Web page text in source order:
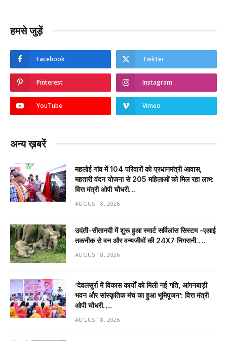
हमसे जुड़ें
Facebook Twitter
Pinterest Instagram
YouTube Vimeo
अन्य ख़बरें
महलोई गांव में 104 परिवारों को प्रधानमंत्री आवास,
महतारी वंदन योजना से 205 महिलाओं को मिल रहा लाभ:
वित्त मंत्री ओपी चौधरी…
AUGUST 8, 2026
उदंती-सीतानदी में शुरू हुआ स्मार्ट सर्विलांस सिस्टम -एआई
तकनीक से वन और वन्यजीवों की 24X7 निगरानी….
AUGUST 8, 2026
’देवलसुर्रा में विकास कार्यों को मिली नई गति, आंगनबाड़ी
भवन और सांस्कृतिक मंच का हुआ भूमिपूजन’: वित्त मंत्री
ओपी चौधरी….
AUGUST 8, 2026